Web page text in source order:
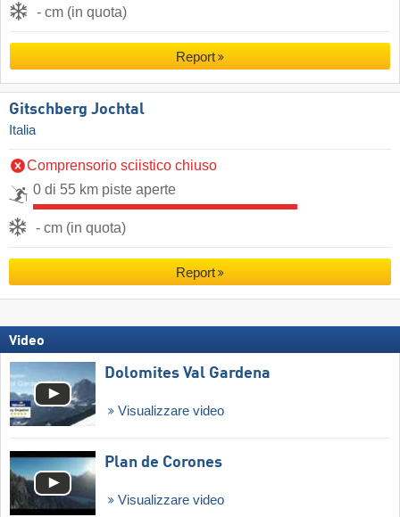
- cm (in quota)
Report
Gitschberg Jochtal
Italia
Comprensorio sciistico chiuso
0 di 55 km piste aperte
- cm (in quota)
Report
Video
Dolomites Val Gardena
Visualizzare video
Plan de Corones
Visualizzare video